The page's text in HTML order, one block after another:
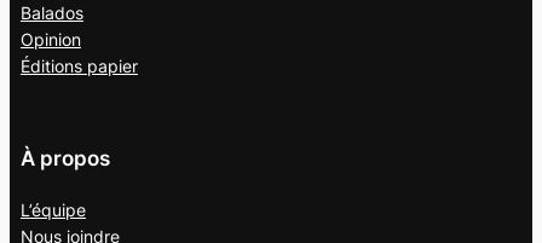
Balados
Opinion
Éditions papier
À propos
L’équipe
Nous joindre